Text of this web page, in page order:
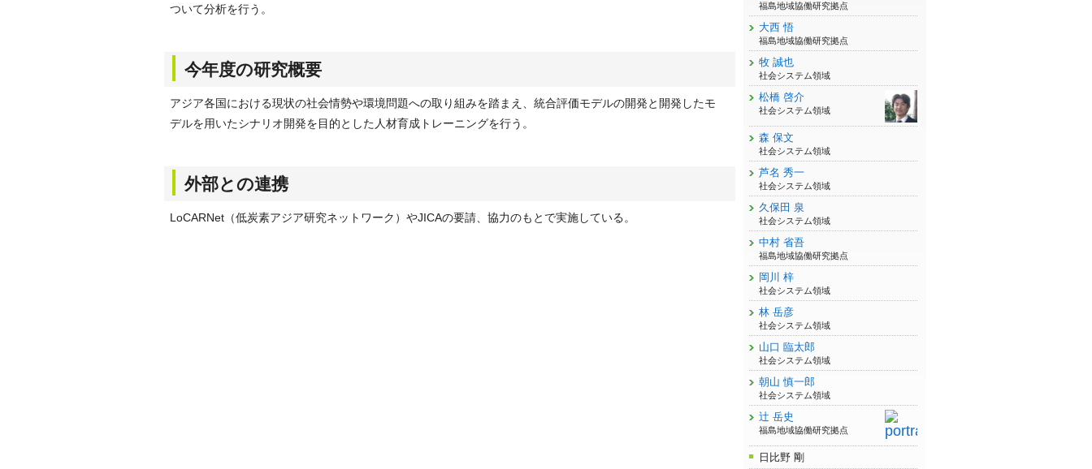
ついて分析を行う。
今年度の研究概要
アジア各国における現状の社会情勢や環境問題への取り組みを踏まえ、統合評価モデルの開発と開発したモ
デルを用いたシナリオ開発を目的とした人材育成トレーニングを行う。
外部との連携
LoCARNet（低炭素アジア研究ネットワーク）やJICAの要請、協力のもとで実施している。
福島地域協働研究拠点
大西 悟
福島地域協働研究拠点
牧 誠也
社会システム領域
松橋 啓介
社会システム領域
森 保文
社会システム領域
芦名 秀一
社会システム領域
久保田 泉
社会システム領域
中村 省吾
福島地域協働研究拠点
岡川 梓
社会システム領域
林 岳彦
社会システム領域
山口 臨太郎
社会システム領域
朝山 慎一郎
社会システム領域
辻 岳史
福島地域協働研究拠点
日比野 剛